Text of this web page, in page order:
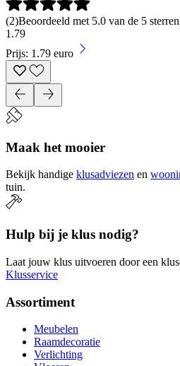
(2)Beoordeeld met 5.0 van de 5
1 .79
Prijs: 1.79 euro
Maak het mooier
Bekijk handige klusadviezen en
tuin.
Hulp bij je klus nodig?
Laat jouw klus uitvoeren door een
Klusservice
Assortiment
Meubelen
Raamdecoratie
Verlichting